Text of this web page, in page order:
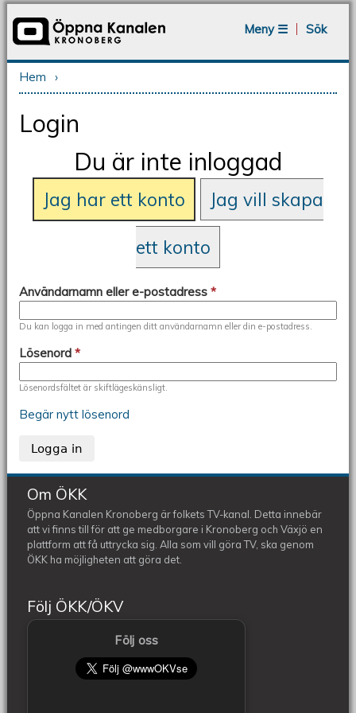
Meny ☰
Sök
Du är här
Hem ›
Login
Du är inte inloggad
Jag har ett konto Jag vill skapa
ett konto
Användarnamn eller e-postadress *
Du kan logga in med antingen ditt användarnamn eller din e-postadress.
Lösenord *
Lösenordsfältet är skiftlägeskänsligt.
Begär nytt lösenord
Om ÖKK
Öppna Kanalen Kronoberg är folkets TV-kanal. Detta innebär
att vi finns till för att ge medborgare i Kronoberg och Växjö en
plattform att få uttrycka sig. Alla som vill göra TV, ska genom
ÖKK ha möjligheten att göra det.
Följ ÖKK/ÖKV
Följ oss